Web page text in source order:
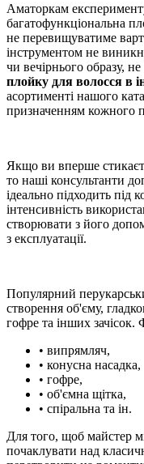
Аматоркам
багатофункціональна
не перевищуватиме
інструментом не
чи вечірнього образу,
плойку для волосся в
асортименті нашого
призначенням кожного
Якщо ви вперше
то наші консультанти
ідеально підходить під
інтенсивність
створювати з його
з експлуатації.
Популярний
створення об'єму,
гофре та інших зачісок.
• випрямляч,
• конусна насадка,
• гофре,
• об'ємна щітка,
• спіральна та ін.
Для того, щоб майстер
почаклувати над